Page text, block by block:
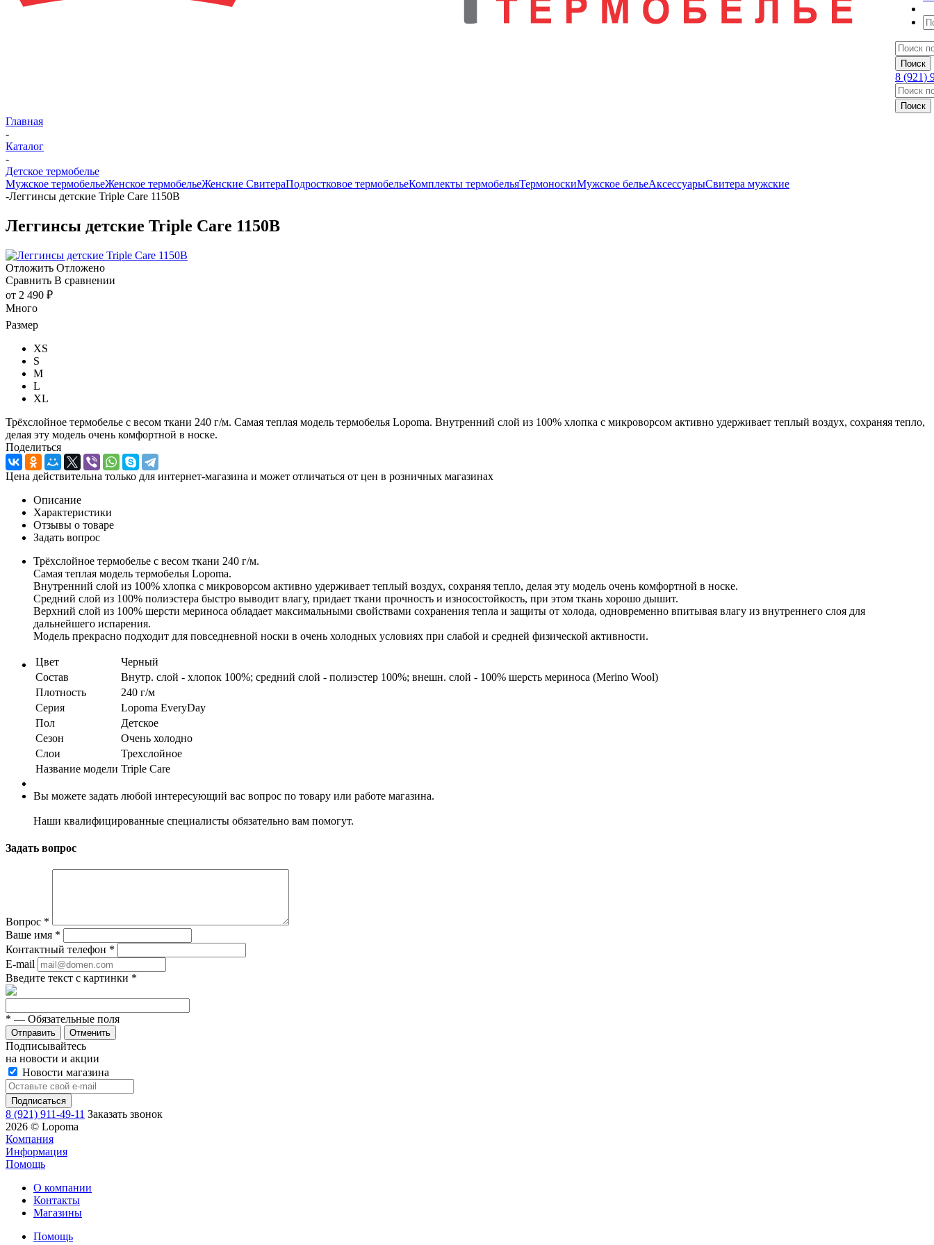
8 (921)
Главная
-
Каталог
-
Детское термобелье
Мужское термобельеЖенское термобельеЖенские СвитераПодростковое термобельеКомплекты термобельяТермоноскиМужское бельеАксессуарыСвитера мужские
-Леггинсы детские Triple Care 1150В
Леггинсы детские Triple Care 1150В
Отложить Отложено
Сравнить В сравнении
от 2 490 ₽
Много
Размер
XS
S
M
L
XL
Трёхслойное термобелье с весом ткани 240 г/м. Самая теплая модель термобелья Lopoma. Внутренний слой из 100% хлопка с микроворсом активно удерживает теплый воздух, сохраняя тепло,
делая эту модель очень комфортной в носке.
Поделиться
Цена действительна только для интернет-магазина и может отличаться от цен в розничных магазинах
Описание
Характеристики
Отзывы о товаре
Задать вопрос
Трёхслойное термобелье с весом ткани 240 г/м.
Самая теплая модель термобелья Lopoma.
Внутренний слой из 100% хлопка с микроворсом активно удерживает теплый воздух, сохраняя тепло, делая эту модель очень комфортной в носке.
Средний слой из 100% полиэстера быстро выводит влагу, придает ткани прочность и износостойкость, при этом ткань хорошо дышит.
Верхний слой из 100% шерсти мериноса обладает максимальными свойствами сохранения тепла и защиты от холода, одновременно впитывая влагу из внутреннего слоя для
дальнейшего испарения.
Модель прекрасно подходит для повседневной носки в очень холодных условиях при слабой и средней физической активности.
Цвет
Черный
Состав
Bнутр. слой - хлопок 100%; средний слой - полиэстер 100%; внешн. слой - 100% шерсть мериноса (Merino Wool)
Плотность
240 г/м
Серия
Lopoma EveryDay
Пол
Детское
Сезон
Очень холодно
Слои
Трехслойное
Название модели Triple Care
Вы можете задать любой интересующий вас вопрос по товару или работе магазина.
Наши квалифицированные специалисты обязательно вам помогут.
Задать вопрос
Вопрос *
Ваше имя *
Контактный телефон *
E-mail
Введите текст с картинки *
* — Обязательные поля
Отменить
Подписывайтесь
на новости и акции
Новости магазина
8 (921) 911-49-11 Заказать звонок
2026 © Lopoma
Компания
Информация
Помощь
О компании
Контакты
Магазины
Помощь